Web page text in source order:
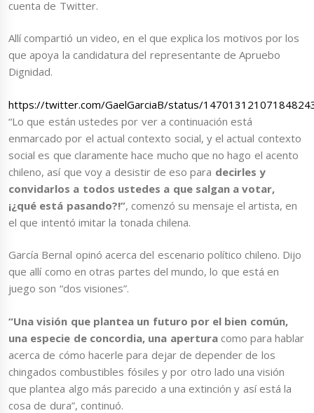
cuenta de Twitter.
Allí compartió un video, en el que explica los motivos por los
que apoya la candidatura del representante de Apruebo
Dignidad.
https://twitter.com/GaelGarciaB/status/
“Lo que están ustedes por ver a continuación está
enmarcado por el actual contexto social, y el actual contexto
social es que claramente hace mucho que no hago el acento
chileno, así que voy a desistir de eso para decirles y
convidarlos a todos ustedes a que salgan a votar,
¡¿qué está pasando?!”, comenzó su mensaje el artista, en
el que intentó imitar la tonada chilena.
García Bernal opinó acerca del escenario político chileno. Dijo
que allí como en otras partes del mundo, lo que está en
juego son “dos visiones”.
“Una visión que plantea un futuro por el bien común,
una especie de concordia, una apertura como para hablar
acerca de cómo hacerle para dejar de depender de los
chingados combustibles fósiles y por otro lado una visión
que plantea algo más parecido a una extinción y así está la
cosa de dura”, continuó.